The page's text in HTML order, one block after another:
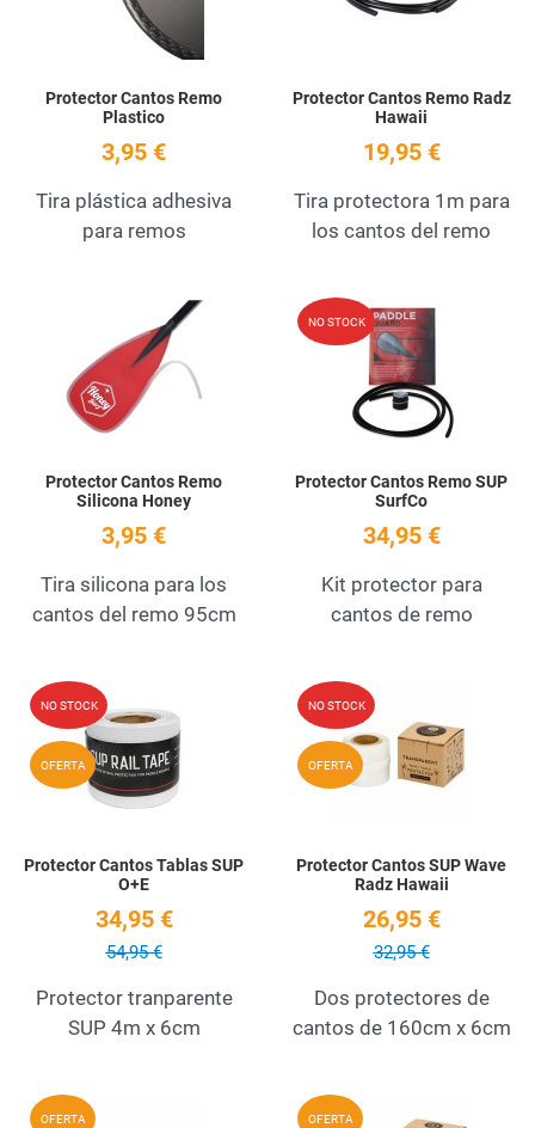
Protector Cantos Remo
Plastico
3,95 €
Tira plástica adhesiva
para remos
Protector Cantos Remo Radz
Hawaii
19,95 €
Tira protectora 1m para
los cantos del remo
Add to Wishlist
Protector Cantos Remo
Silicona Honey
3,95 €
Tira silicona para los
cantos del remo 95cm
NO STOCK
Protector Cantos Remo SUP
SurfCo
34,95 €
Kit protector para
cantos de remo
NO STOCK
OFERTA
Add to Wishlist
Quick View
Protector Cantos Tablas SUP
O+E
34,95 €
54,95 €
Protector tranparente
SUP 4m x 6cm
NO STOCK
OFERTA
Protector Cantos SUP Wave
Radz Hawaii
26,95 €
32,95 €
Dos protectores de
cantos de 160cm x 6cm
OFERTA Add to Wishlist
OFERTA